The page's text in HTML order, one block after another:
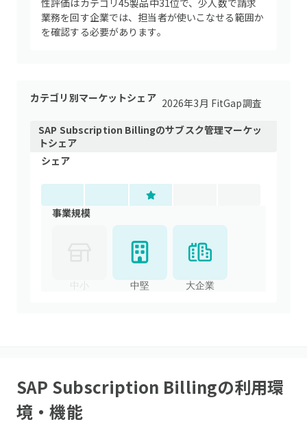
性評価はカテゴリ45製品中31位で、少人数で請求
業務を回す企業では、担当者が使いこなせる範囲か
を確認する必要があります。
カテゴリ別マーケットシェア 2026年3月 FitGap調査
SAP Subscription Billingのサブスク管理マーケッ
トシェア
シェア
事業規模
中堅 大企業
SAP Subscription Billingの利用環
境・機能